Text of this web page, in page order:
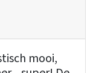
mooi,